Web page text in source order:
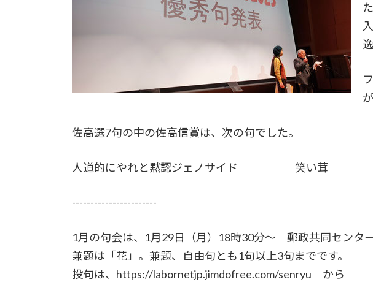
佐高選7句の中の佐高信賞は、次の句でした。
人道的にやれと黙認ジェノサイド 笑い茸
-----------------------
1月の句会は、1月29日（月）18時30分～ 郵政共同センター
兼題は「花」。兼題、自由句とも1句以上3句までです。
投句は、https://labornetjp.jimdofree.com/senryu から